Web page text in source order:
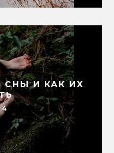
СНЫ И КАК ИХ